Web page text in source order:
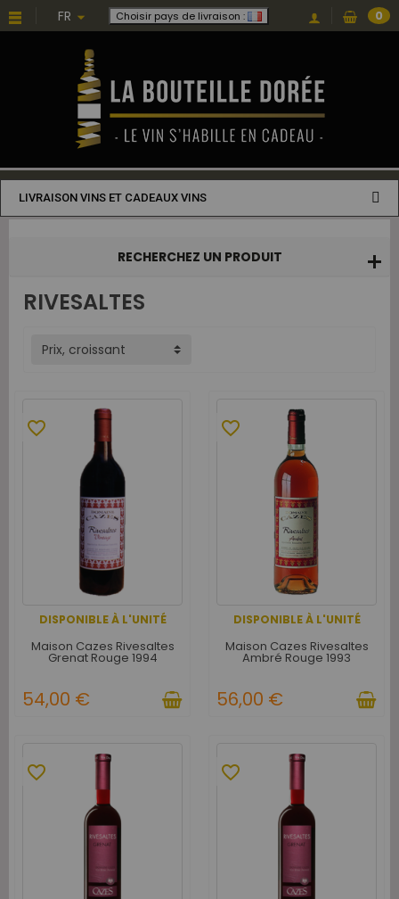
FR Choisir pays de livraison : 0
LIVRAISON VINS ET CADEAUX VINS
RECHERCHEZ UN PRODUIT
RIVESALTES
Prix, croissant
DISPONIBLE À L'UNITÉ
favorite_border
Maison Cazes Rivesaltes
Grenat Rouge 1994
54,00 €
DISPONIBLE À L'UNITÉ
favorite_border
Maison Cazes Rivesaltes
Ambré Rouge 1993
56,00 €
favorite_border favorite_border
Choisissez une valeur...